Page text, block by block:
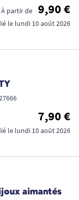
À partir de 9,90 €
le lundi 10 août 2026
7,90 €
le lundi 10 août 2026
aimantés